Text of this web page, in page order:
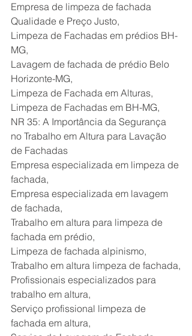
Empresa de limpeza de fachada
Qualidade e Preço Justo,
Limpeza de Fachadas em prédios BH-
MG,
Lavagem de fachada de prédio Belo
Horizonte-MG,
Limpeza de Fachada em Alturas,
Limpeza de Fachadas em BH-MG,
NR 35: A Importância da Segurança
no Trabalho em Altura para Lavação
de Fachadas
Empresa especializada em limpeza de
fachada,
Empresa especializada em lavagem
de fachada,
Trabalho em altura para limpeza de
fachada em prédio,
Limpeza de fachada alpinismo,
Trabalho em altura limpeza de fachada,
Profissionais especializados para
trabalho em altura,
Serviço profissional limpeza de
fachada em altura,